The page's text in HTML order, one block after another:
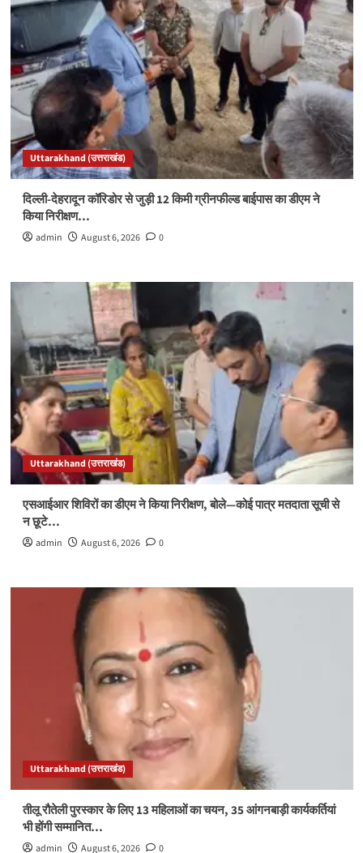
Uttarakhand (उत्तराखंड)
दिल्ली-देहरादून कॉरिडोर से जुड़ी 12 किमी ग्रीनफील्ड बाईपास का डीएम ने
किया निरीक्षण…
admin August 6, 2026 0
Uttarakhand (उत्तराखंड)
एसआईआर शिविरों का डीएम ने किया निरीक्षण, बोले—कोई पात्र मतदाता सूची से
न छूटे…
admin August 6, 2026 0
Uttarakhand (उत्तराखंड)
तीलू रौतेली पुरस्कार के लिए 13 महिलाओं का चयन, 35 आंगनबाड़ी कार्यकर्तियां
भी होंगी सम्मानित…
admin August 6, 2026 0